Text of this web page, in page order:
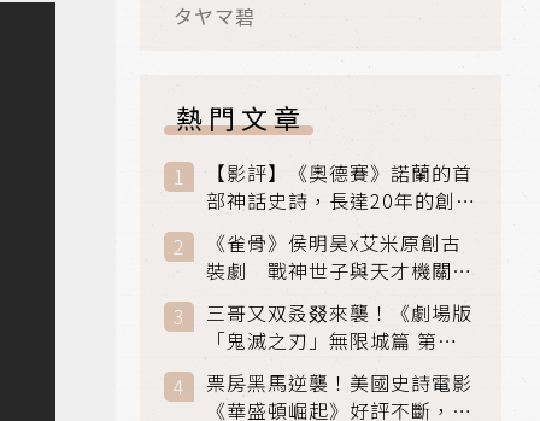
タヤマ碧
熱門文章
【影評】《奧德賽》諾蘭的首
部神話史詩，長達20年的創傷
與贖罪之旅
《雀骨》侯明昊x艾米原創古
裝劇 戰神世子與天才機關師
聯手攻克身世之謎
三哥又双叒叕來襲！《劇場版
「鬼滅之刃」無限城篇 第一
章》 七月首登串流平台
票房黑馬逆襲！美國史詩電影
《華盛頓崛起》好評不斷，輾